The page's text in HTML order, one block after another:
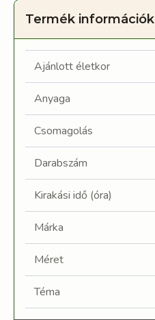
Termék információk
Ajánlott életkor
Anyaga
Csomagolás
Darabszám
Kirakási idő (óra)
Márka
Méret
Téma